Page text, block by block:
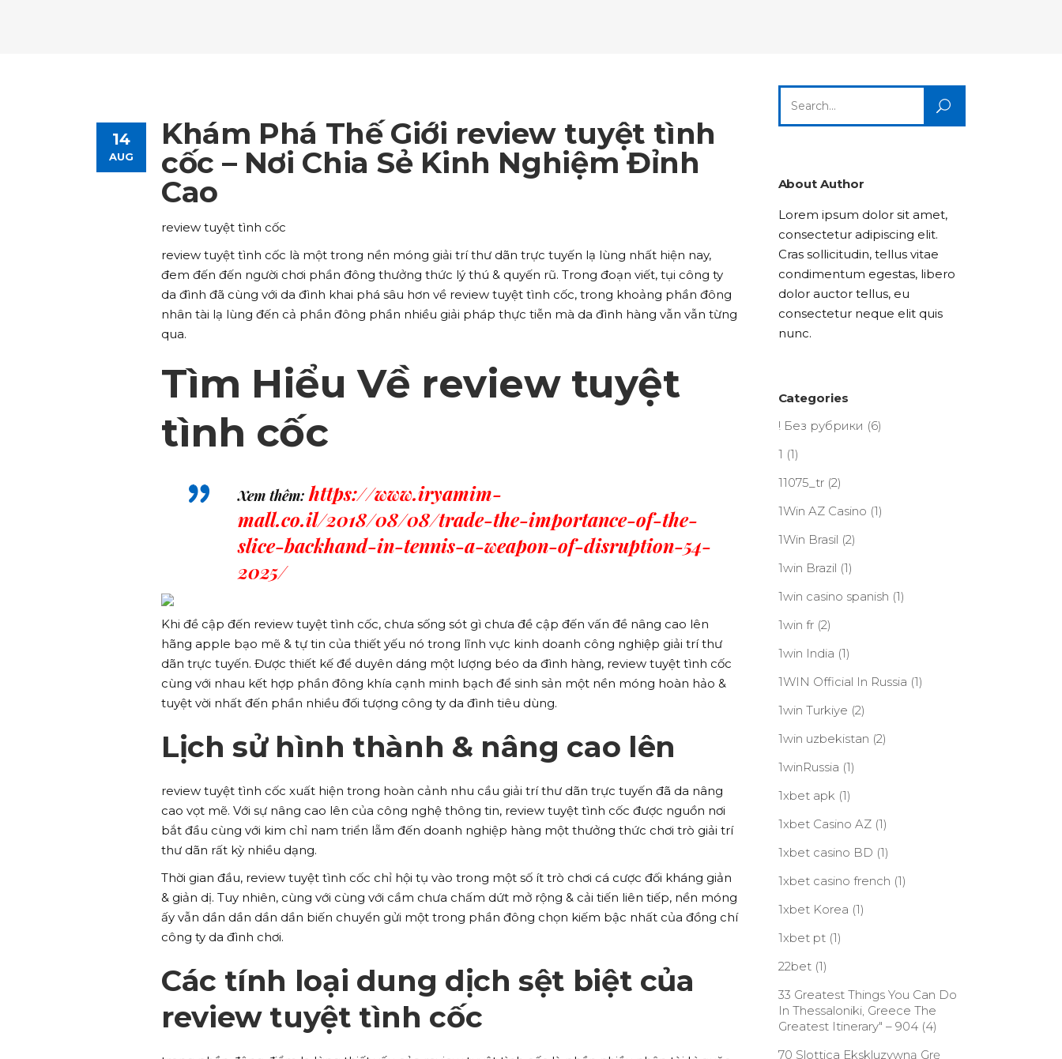
Team List Separators Video Button
Lists
Advanced Link Section Google Maps Testimonials
Client Carousel
Highlights
Lists
Title & Subtitle
Title & Subtitle
14
AUG
Khám Phá Thế Giới review tuyệt tình
cốc – Nơi Chia Sẻ Kinh Nghiệm Đỉnh
Cao
review tuyệt tình cốc
review tuyệt tình cốc là một trong nền móng giải trí thư dãn trực tuyến lạ lùng nhất hiện nay,
đem đến đến người chơi phần đông thưởng thức lý thú & quyến rũ. Trong đoạn viết, tụi công ty
da đình đã cùng với da đình khai phá sâu hơn về review tuyệt tình cốc, trong khoảng phần đông
nhân tài lạ lùng đến cả phần đông phần nhiều giải pháp thực tiễn mà da đình hàng vẫn vẫn từng
qua.
Tìm Hiểu Về review tuyệt
tình cốc
Xem thêm:https://www.iryamim-
mall.co.il/2018/08/08/trade-the-importance-of-the-
slice-backhand-in-tennis-a-weapon-of-disruption-54-
2025/
Khi đề cập đến review tuyệt tình cốc, chưa sống sót gì chưa đề cập đến vấn đề nâng cao lên
hãng apple bạo mẽ & tự tin của thiết yếu nó trong lĩnh vực kinh doanh công nghiệp giải trí thư
dãn trực tuyến. Được thiết kế để duyên dáng một lượng béo da đình hàng, review tuyệt tình cốc
cùng với nhau kết hợp phần đông khía cạnh minh bạch để sinh sản một nền móng hoàn hảo &
tuyệt vời nhất đến phần nhiều đối tượng công ty da đình tiêu dùng.
Lịch sử hình thành & nâng cao lên
review tuyệt tình cốc xuất hiện trong hoàn cảnh nhu cầu giải trí thư dãn trực tuyến đã da nâng
cao vọt mẽ. Với sự nâng cao lên của công nghệ thông tin, review tuyệt tình cốc được nguồn nơi
bắt đầu cùng với kim chỉ nam triển lẵm đến doanh nghiệp hàng một thưởng thức chơi trò giải trí
thư dãn rất kỳ nhiều dạng.
Thời gian đầu, review tuyệt tình cốc chỉ hội tụ vào trong một số ít trò chơi cá cược đối kháng giản
& giản dị. Tuy nhiên, cùng với cùng với cầm chưa chấm dứt mở rộng & cải tiến liên tiếp, nền móng
ấy vẫn dần dần dần dần biến chuyển gửi một trong phần đông chọn kiếm bậc nhất của đồng chí
công ty da đình chơi.
Các tính loại dung dịch sệt biệt của
review tuyệt tình cốc
for:
About Author
Lorem ipsum dolor sit amet,
consectetur adipiscing elit.
Cras sollicitudin, tellus vitae
condimentum egestas, libero
dolor auctor tellus, eu
consectetur neque elit quis
nunc.
Categories
! Без рубрики (6)
1 (1)
11075_tr(2)
1Win AZ Casino (1)
1Win Brasil (2)
1win Brazil (1)
1win casino spanish (1)
1win fr(2)
1win India (1)
1WIN Official In Russia (1)
1win Turkiye (2)
1win uzbekistan (2)
1winRussia (1)
1xbet apk (1)
1xbet Casino AZ(1)
1xbet casino BD (1)
1xbet casino french (1)
1xbet Korea (1)
1xbet pt(1)
22bet(1)
33 Greatest Things You Can Do
In Thessaloniki, Greece The
Greatest Itinerary" – 904(4)
70 Slottica Ekskluzywną Grę